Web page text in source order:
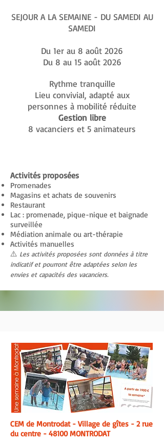
SEJOUR A LA SEMAINE - DU SAMEDI AU
SAMEDI
Du 1er au 8 août 2026
Du 8 au 15 août 2026
Rythme tranquille
Lieu convivial, adapté aux
personnes à mobilité réduite
Gestion libre
8 vacanciers et 5 animateurs
Activités proposées
Promenades
Magasins et achats de souvenirs
Restaurant
Lac : promenade, pique-nique et baignade
surveillée
Médiation animale ou art-thérapie
Activités manuelles
⚠️ Les activités proposées sont données à titre
indicatif et pourront être adaptées selon les
envies et capacités des vacanciers.
CEM de Montrodat - Village de gîtes - 2 rue
du centre - 48100 MONTRODAT